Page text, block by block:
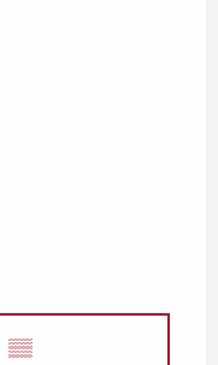
▒▒